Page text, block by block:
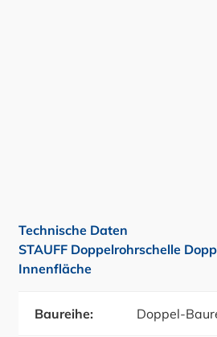
Technische Daten
STAUFF Doppelrohrschelle
Innenfläche
Baureihe: Doppel-